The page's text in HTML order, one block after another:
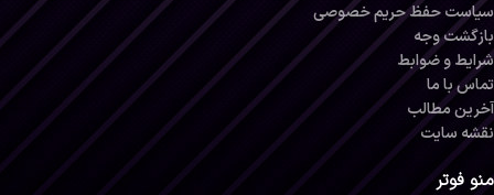
سیاست حفظ حریم خصوصی
بازگشت وجه
شرایط و ضوابط
تماس با ما
آخرین مطالب
نقشه سایت
منو فوتر